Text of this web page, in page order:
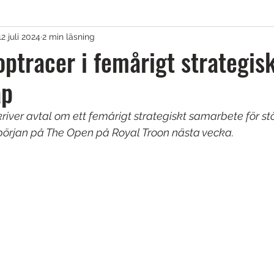
& Vagnar
Tävling Övrigt Sponsrat
i femårigt
juli 2024 2 min läsning
avtal om ett femårigt strategiskt samarbete för
på The Open på Royal Troon nästa vecka.